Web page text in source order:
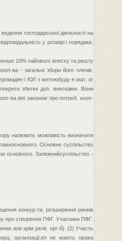
господарської діяльності на
у розмірі і порядаке,
10% пайового внеску та решту
ва - загальні збори його членів.
громадян і ЮЛ з метоюбуду-я мат. оr
збитки доп. внесками. Вони
ва det законом про потреб. кооп-
належить можливість визначати
Основне суспільство
основного. Залежнийсуспільство -
конкур-ти, розширення ринків
про створення ПФГ. Учасники ПФГ:
але крім реліг. орг-й). (2) Участь
організації,кіт не мають права